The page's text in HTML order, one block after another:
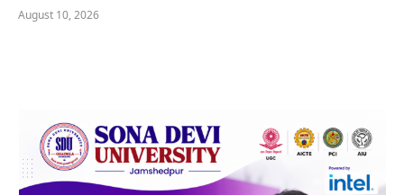
August 10, 2026